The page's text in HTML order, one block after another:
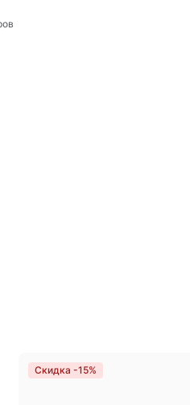
Скидка -15%